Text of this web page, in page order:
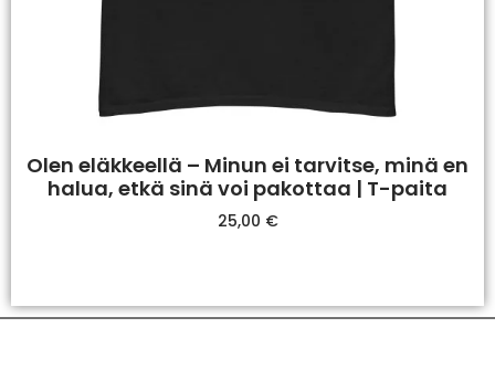
Olen eläkkeellä – Minun ei tarvitse, minä en
halua, etkä sinä voi pakottaa | T-paita
25,00 €